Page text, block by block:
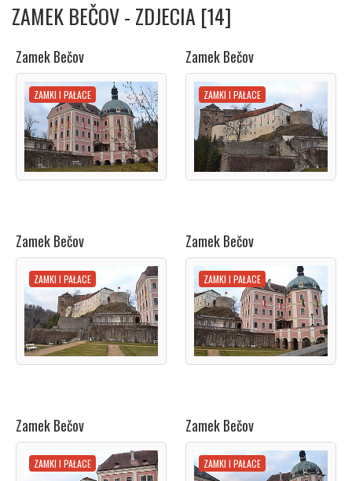
ZAMEK BEČOV - ZDJECIA [14]
Zamek Bečov
ZAMKI I PAŁACE
Zamek Bečov
ZAMKI I PAŁACE
Zamek Bečov
ZAMKI I PAŁACE
Zamek Bečov
ZAMKI I PAŁACE
Zamek Bečov
ZAMKI I PAŁACE
Zamek Bečov
ZAMKI I PAŁACE